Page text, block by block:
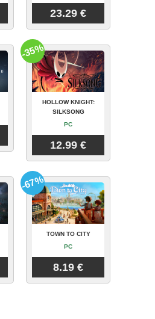
23.29 €
HOLLOW KNIGHT:
SILKSONG
PC
12.99 €
-35%
TOWN TO CITY
PC
8.19 €
-67%